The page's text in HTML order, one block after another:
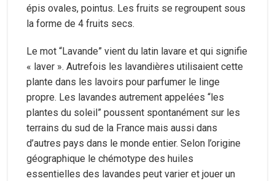
épis ovales, pointus. Les fruits se regroupent sous
la forme de 4 fruits secs.
Le mot “Lavande” vient du latin lavare et qui signifie
« laver ». Autrefois les lavandières utilisaient cette
plante dans les lavoirs pour parfumer le linge
propre. Les lavandes autrement appelées “les
plantes du soleil” poussent spontanément sur les
terrains du sud de la France mais aussi dans
d’autres pays dans le monde entier. Selon l’origine
géographique le chémotype des huiles
essentielles des lavandes peut varier et jouer un